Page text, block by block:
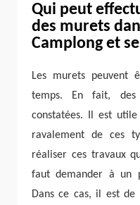
Qui peut
des murets
Camplong et
Les murets peuvent
temps. En fait, des
constatées. Il est
ravalement de ces
réaliser ces travaux
faut demander à un
Dans ce cas, il est